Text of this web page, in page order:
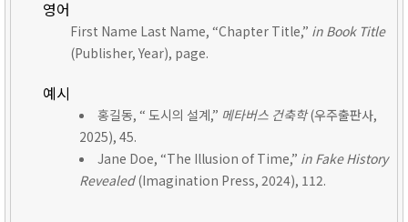
영어
First Name Last Name, “Chapter Title,” in Book Title
(Publisher, Year), page.
예시
홍길동, “ 도시의 설계,” 메타버스 건축학(우주출판사,
2025), 45.
Jane Doe, “The Illusion of Time,” in Fake History
Revealed(Imagination Press, 2024), 112.